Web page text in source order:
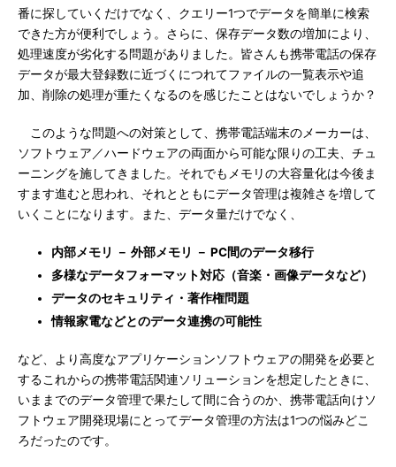
番に探していくだけでなく、クエリー1つでデータを簡単に検索
できた方が便利でしょう。さらに、保存データ数の増加により、
処理速度が劣化する問題がありました。皆さんも携帯電話の保存
データが最大登録数に近づくにつれてファイルの一覧表示や追
加、削除の処理が重たくなるのを感じたことはないでしょうか？
このような問題への対策として、携帯電話端末のメーカーは、
ソフトウェア／ハードウェアの両面から可能な限りの工夫、チュ
ーニングを施してきました。それでもメモリの大容量化は今後ま
すます進むと思われ、それとともにデータ管理は複雑さを増して
いくことになります。また、データ量だけでなく、
内部メモリ － 外部メモリ － PC間のデータ移行
多様なデータフォーマット対応（音楽・画像データなど）
データのセキュリティ・著作権問題
情報家電などとのデータ連携の可能性
など、より高度なアプリケーションソフトウェアの開発を必要と
するこれからの携帯電話関連ソリューションを想定したときに、
いままでのデータ管理で果たして間に合うのか、携帯電話向けソ
フトウェア開発現場にとってデータ管理の方法は1つの悩みどこ
ろだったのです。